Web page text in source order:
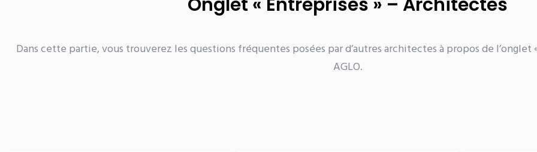
Dans cette partie, vous trouverez les questions fréquentes posées par d’autres architectes à propos de l’onglet
AGLO.